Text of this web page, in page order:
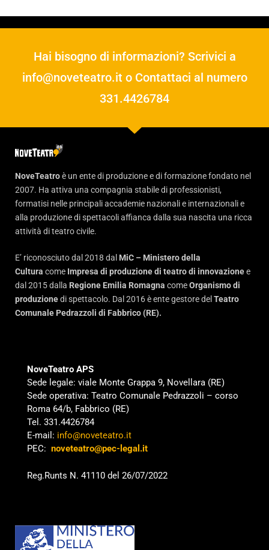
Hai bisogno di informazioni? Scrivici a
info@noveteatro.ito Contattaci al numero
331.4426784
NoveTeatroè un ente di produzione e di formazione fondato nel
2007. Ha attiva una compagnia stabile di professionisti,
formatisi nelle principali accademie nazionali e internazionali e
alla produzione di spettacoli affianca dalla sua nascita una ricca
attività di teatro civile.
E’ riconosciuto dal 2018 dal MiC – Ministero della
Cultura come Impresa di produzione di teatro di innovazionee
dal 2015 dalla Regione Emilia Romagna comeOrganismo di
produzionedi spettacolo. Dal 2016 è ente gestore del Teatro
Comunale Pedrazzoli di Fabbrico (RE).
NoveTeatro APS
Sede legale: viale Monte Grappa 9, Novellara (RE)
Sede operativa: Teatro Comunale Pedrazzoli – corso
Roma 64/b, Fabbrico (RE)
Tel. 331.4426784
E-mail: info@noveteatro.it
PEC: noveteatro@pec-legal.it
Reg.Runts N. 41110 del 26/07/2022